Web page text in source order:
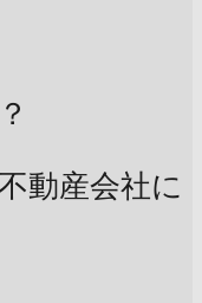
動産会社に